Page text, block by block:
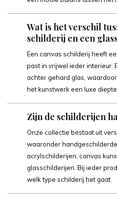
Wat is het verschil
schilderij en een
Een canvas schilderij heeft
past in vrijwel ieder interieur.
achter gehard glas,
het kunstwerk een luxe
Zijn de schilderijen
Onze collectie bestaat uit
waaronder
acrylschilderijen, canvas
glasschilderijen. Bij ieder
welk type schilderij het gaat.